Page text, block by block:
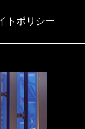
トポリシー